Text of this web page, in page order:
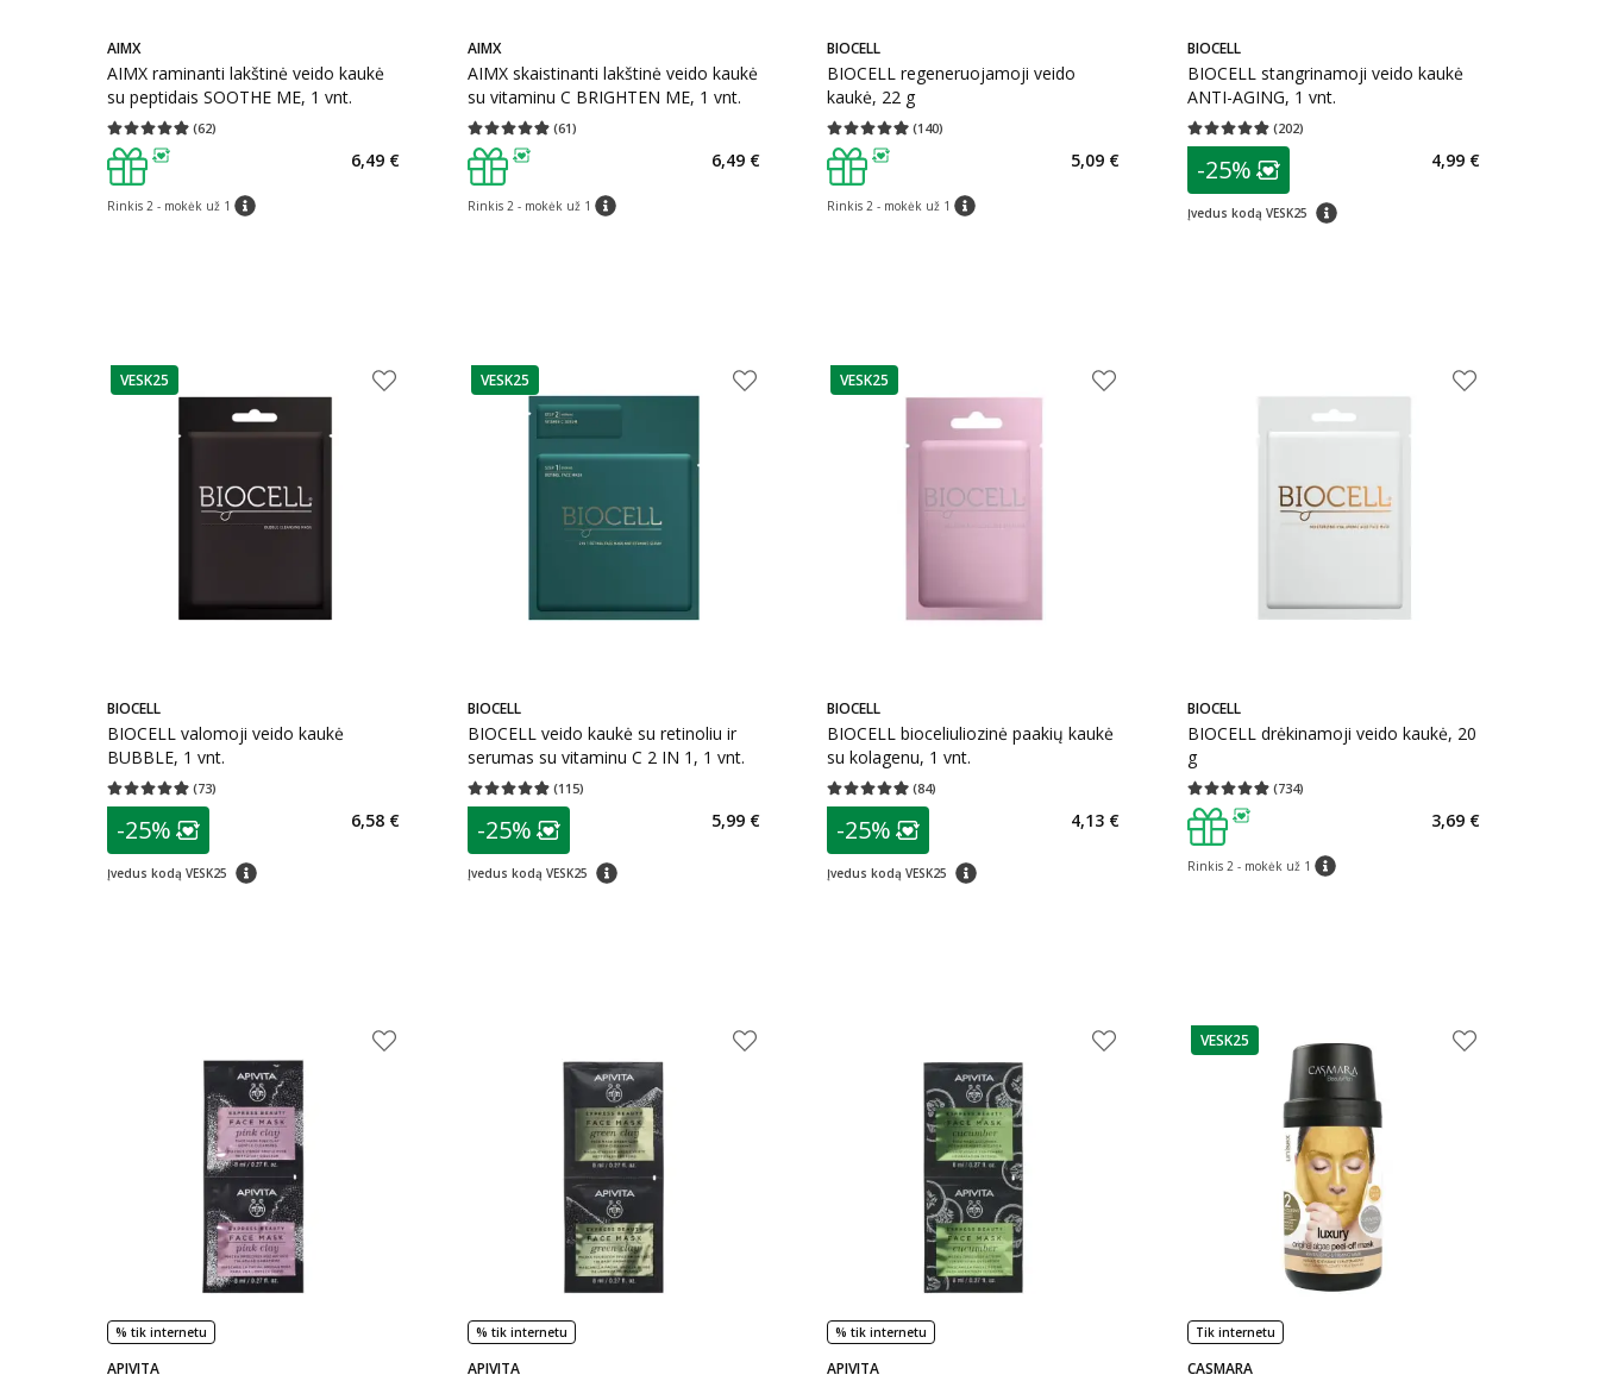
AIMX
AIMX raminanti lakštinė veido kaukė
su peptidais SOOTHE ME, 1 vnt.
(62)
Vidutinis įvertinimas 4.89
patarimas
Rinkis 2 - mokėk už 1 patarimas
6,49 €
AIMX
AIMX skaistinanti lakštinė veido kaukė
su vitaminu C BRIGHTEN ME, 1 vnt.
(61)
Vidutinis įvertinimas 4.90
patarimas
Rinkis 2 - mokėk už 1 patarimas
6,49 €
BIOCELL
BIOCELL regeneruojamoji veido
kaukė, 22 g
(140)
Vidutinis įvertinimas 4.96
patarimas
Rinkis 2 - mokėk už 1 patarimas
5,09 €
BIOCELL
BIOCELL stangrinamoji veido kaukė
ANTI-AGING, 1 vnt.
(202)
Vidutinis įvertinimas 4.88
patarimas
Lojalumo klubo narių nuolaida
-25%
Įvedus kodą VESK25 patarimas
4,99 €
patarimas
VESK25
BIOCELL
BIOCELL valomoji veido kaukė
BUBBLE, 1 vnt.
(73)
Vidutinis įvertinimas 4.90
patarimas
Lojalumo klubo narių nuolaida:
-25%
Įvedus kodą VESK25 patarimas
6,58 €
patarimas
VESK25
BIOCELL
BIOCELL veido kaukė su retinoliu ir
serumas su vitaminu C 2 IN 1, 1 vnt.
(115)
Vidutinis įvertinimas 4.89
patarimas
Lojalumo klubo narių nuolaida:
-25%
Įvedus kodą VESK25 patarimas
5,99 €
patarimas
VESK25
BIOCELL
BIOCELL bioceliuliozinė paakių kaukė
su kolagenu, 1 vnt.
(84)
Vidutinis įvertinimas 4.95
patarimas
Lojalumo klubo narių nuolaida:
-25%
Įvedus kodą VESK25 patarimas
4,13 €
BIOCELL
BIOCELL drėkinamoji veido kaukė, 20
g
(734)
Vidutinis įvertinimas 4.91
patarimas
Rinkis 2 - mokėk už 1 patarimas
3,69 €
% tik internetu
APIVITA
% tik internetu
APIVITA
% tik internetu
APIVITA
patarimas
VESK25
Tik internetu
CASMARA